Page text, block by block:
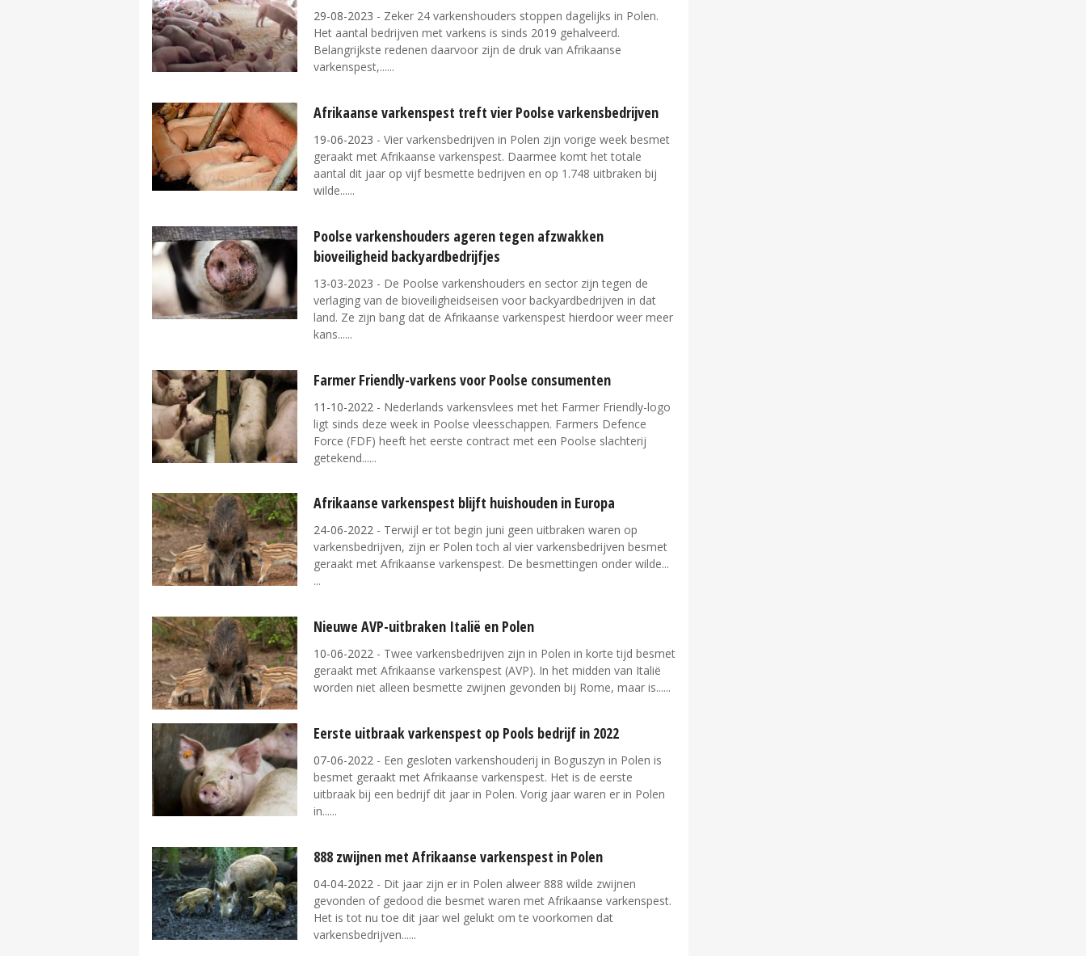
29-08-2023 - Zeker 24 varkenshouders stoppen dagelijks in Polen.
Het aantal bedrijven met varkens is sinds 2019 gehalveerd.
Belangrijkste redenen daarvoor zijn de druk van Afrikaanse
varkenspest,...
Afrikaanse varkenspest treft vier Poolse varkensbedrijven
19-06-2023 - Vier varkensbedrijven in Polen zijn vorige week besmet
geraakt met Afrikaanse varkenspest. Daarmee komt het totale
aantal dit jaar op vijf besmette bedrijven en op 1.748 uitbraken bij
wilde...
Poolse varkenshouders ageren tegen afzwakken
bioveiligheid backyardbedrijfjes
13-03-2023 - De Poolse varkenshouders en sector zijn tegen de
verlaging van de bioveiligheidseisen voor backyardbedrijven in dat
land. Ze zijn bang dat de Afrikaanse varkenspest hierdoor weer meer
kans...
Farmer Friendly-varkens voor Poolse consumenten
11-10-2022 - Nederlands varkensvlees met het Farmer Friendly-logo
ligt sinds deze week in Poolse vleesschappen. Farmers Defence
Force (FDF) heeft het eerste contract met een Poolse slachterij
getekend...
Afrikaanse varkenspest blijft huishouden in Europa
24-06-2022 - Terwijl er tot begin juni geen uitbraken waren op
varkensbedrijven, zijn er Polen toch al vier varkensbedrijven besmet
geraakt met Afrikaanse varkenspest. De besmettingen onder wilde...
Nieuwe AVP-uitbraken Italië en Polen
10-06-2022 - Twee varkensbedrijven zijn in Polen in korte tijd besmet
geraakt met Afrikaanse varkenspest (AVP). In het midden van Italië
worden niet alleen besmette zwijnen gevonden bij Rome, maar is...
Eerste uitbraak varkenspest op Pools bedrijf in 2022
07-06-2022 - Een gesloten varkenshouderij in Boguszyn in Polen is
besmet geraakt met Afrikaanse varkenspest. Het is de eerste
uitbraak bij een bedrijf dit jaar in Polen. Vorig jaar waren er in Polen
in...
888 zwijnen met Afrikaanse varkenspest in Polen
04-04-2022 - Dit jaar zijn er in Polen alweer 888 wilde zwijnen
gevonden of gedood die besmet waren met Afrikaanse varkenspest.
Het is tot nu toe dit jaar wel gelukt om te voorkomen dat
varkensbedrijven...